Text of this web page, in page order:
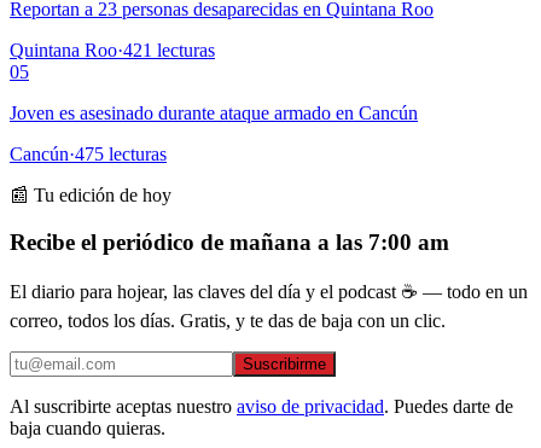
Reportan a 23 personas desaparecidas en Quintana Roo
Quintana Roo·421 lecturas
05
Joven es asesinado durante ataque armado en Cancún
Cancún·475 lecturas
📰 Tu edición de hoy
Recibe el periódico de mañana a las 7:00 am
El diario para hojear, las claves del día y el podcast ☕ — todo en un
correo, todos los días. Gratis, y te das de baja con un clic.
Suscribirme
Al suscribirte aceptas nuestro aviso de privacidad. Puedes darte de
baja cuando quieras.